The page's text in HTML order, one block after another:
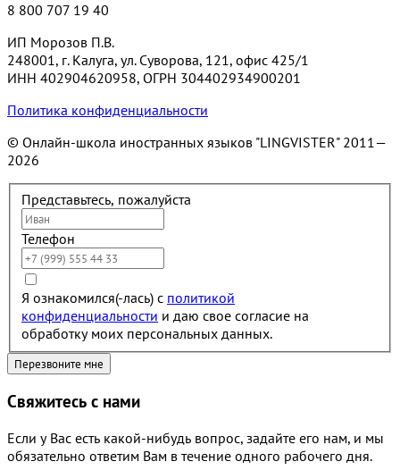
8 800 707 19 40
ИП Морозов П.В.
248001, г. Калуга, ул. Суворова, 121, офис 425/1
ИНН 402904620958, ОГРН 304402934900201
Политика конфиденциальности
© Онлайн-школа иностранных языков "LINGVISTER" 2011—
2026
Представьтесь, пожалуйста
Телефон
Я ознакомился(-лась) с политикой
конфиденциальности и даю свое согласие на
обработку моих персональных данных.
Свяжитесь с нами
Если у Вас есть какой-нибудь вопрос, задайте его нам, и мы
обязательно ответим Вам в течение одного рабочего дня.